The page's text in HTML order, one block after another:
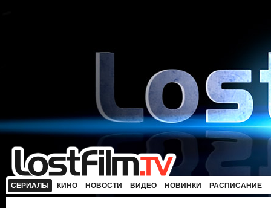
СЕРИАЛЫ КИНО НОВОСТИ ВИДЕО НОВИНКИ РАСПИСАНИЕ